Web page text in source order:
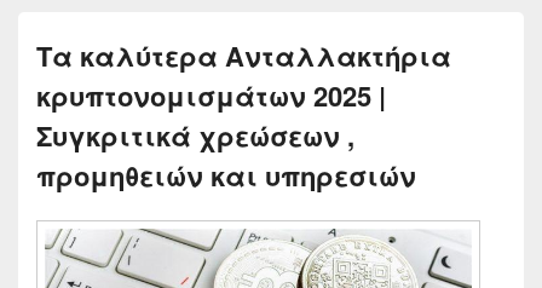
Τα καλύτερα Ανταλλακτήρια
κρυπτονομισμάτων 2025 |
Συγκριτικά χρεώσεων ,
προμηθειών και υπηρεσιών